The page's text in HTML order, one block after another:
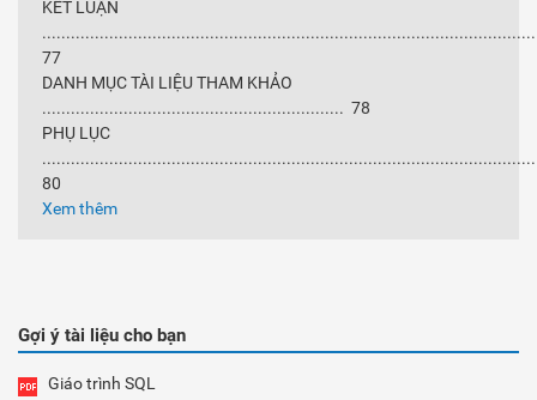
KẾT LUẬN
77
DANH MỤC TÀI LIỆU THAM KHẢO
............................................................... 78
PHỤ LỤC
80
Xem thêm
Gợi ý tài liệu cho bạn
Giáo trình SQL